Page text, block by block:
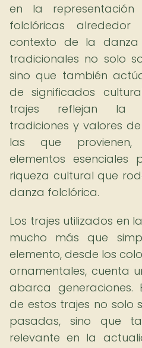
en la representación
folclóricas
contexto de la danza
tradicionales no solo
sino que también
de significados
trajes reflejan la
tradiciones y valores
las que provienen,
elementos
riqueza cultural que
danza folclórica.
Los trajes utilizados en
mucho más que
elemento, desde los
ornamentales, cuenta
abarca generaciones.
de estos trajes no solo
pasadas, sino que
relevante en la